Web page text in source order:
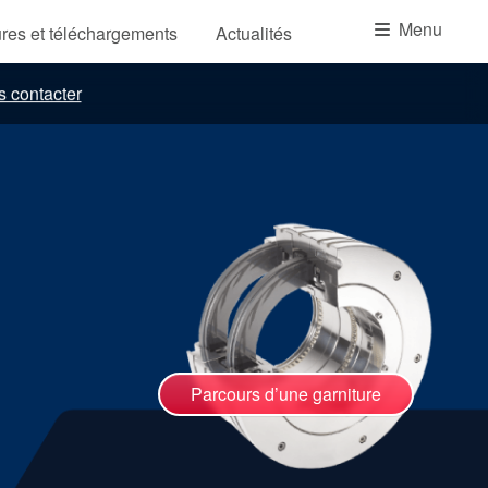
et téléchargements Actualités Menu
contacter
Parcours d’une garniture